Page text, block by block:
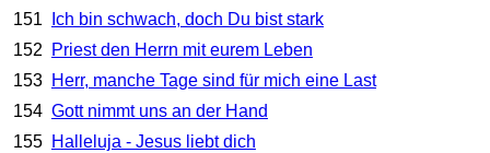
151
Ich bin schwach, doch Du bist stark
152
Priest den Herrn mit eurem Leben
153 Herr, manche Tage sind für mich eine Last
154 Gott nimmt uns an der Hand
155 Halleluja - Jesus liebt dich